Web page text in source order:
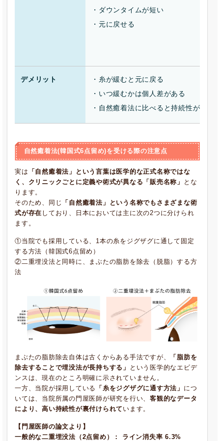
・ダウンタイムが短い
・元に戻せる
デメリット
・糸が緩むと元に戻る
・いつ緩むかは個人差がある
・自然癒着法に比べると持続性が低い
自然癒着法(韓国式6点留め)を受ける際の注意点
実は
「自然癒着法」という言葉は医学的な正式名称ではな
く、クリニックごとに定義や術式が異なる「販売名称」
とな
ります。
そのため、同じ
「自然癒着法」という名称でもさまざまな術
式が存在 しており、日本においては主に次の2つに分けられ
ます。
①当院でも採用している、1本の糸をジグザグに通して固定
する方法（韓国式6点留め）
②二重埋没法と同時に、まぶたの脂肪を除去（脱脂）する方
法
まぶたの脂肪除去自体は古くからある手法ですが、
「脂肪を
除去することで埋没法が長持ちする」
という医学的なエビデ
ンスは、現在のところ明確に示されていません。
一方、当院が採用している
「糸をジグザグに通す方法」 につ
いては、当院所属の門屋医師が研究を行い、 客観的なデータ
により、高い持続性が裏付けられて います。
【門屋医師の論文より】
一般的な二重埋没法（2点留め）： ライン消失率 6.3%